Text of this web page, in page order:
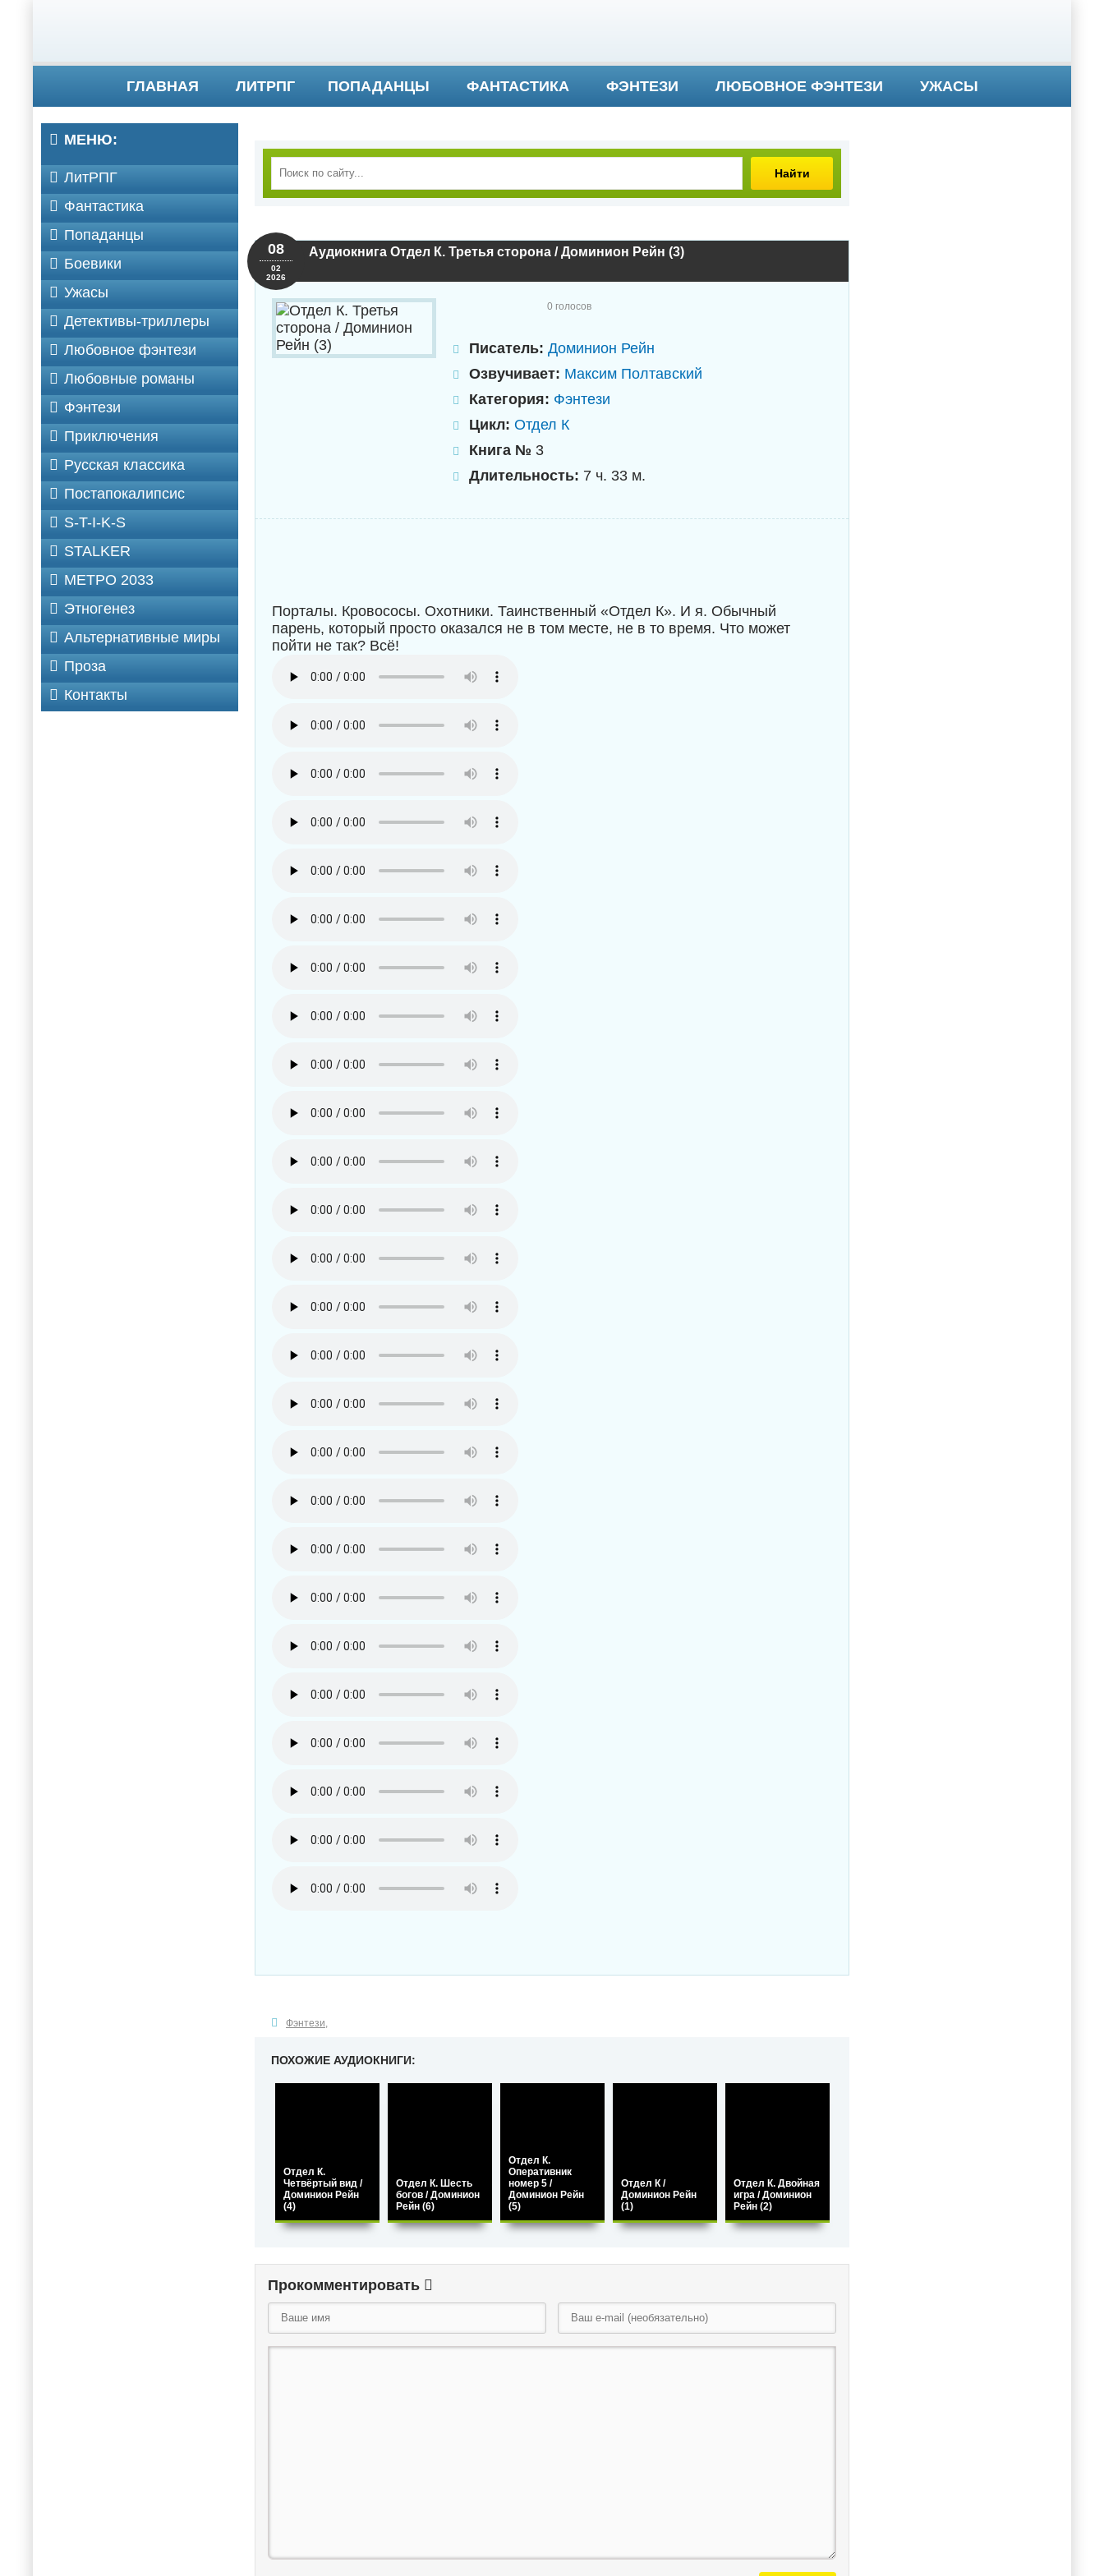
ГЛАВНАЯ ЛИТРПГ ПОПАДАНЦЫ ФАНТАСТИКА ФЭНТЕЗИ ЛЮБОВНОЕ ФЭНТЕЗИ УЖАСЫ
Найти
Аудиокнига Отдел К. Третья сторона / Доминион Рейн (3)
08
02
2026
0 голосов
Писатель: Доминион Рейн
Озвучивает: Максим Полтавский
Категория: Фэнтези
Цикл: Отдел К
Книга № 3
Длительность: 7 ч. 33 м.
Порталы. Кровососы. Охотники. Таинственный «Отдел К». И я. Обычный
парень, который просто оказался не в том месте, не в то время. Что может
пойти не так? Всё!
Фэнтези,
ПОХОЖИЕ АУДИОКНИГИ:
Отдел К.
Четвёртый вид /
Доминион Рейн
(4)
Отдел К. Шесть
богов / Доминион
Рейн (6)
Отдел К.
Оперативник
номер 5 /
Доминион Рейн
(5)
Отдел К /
Доминион Рейн
(1)
Отдел К. Двойная
игра / Доминион
Рейн (2)
Прокомментировать
МЕНЮ:
ЛитРПГ
Фантастика
Попаданцы
Боевики
Ужасы
Детективы-триллеры
Любовное фэнтези
Любовные романы
Фэнтези
Приключения
Русская классика
Постапокалипсис
S-T-I-K-S
STALKER
МЕТРО 2033
Этногенез
Альтернативные миры
Проза
Контакты